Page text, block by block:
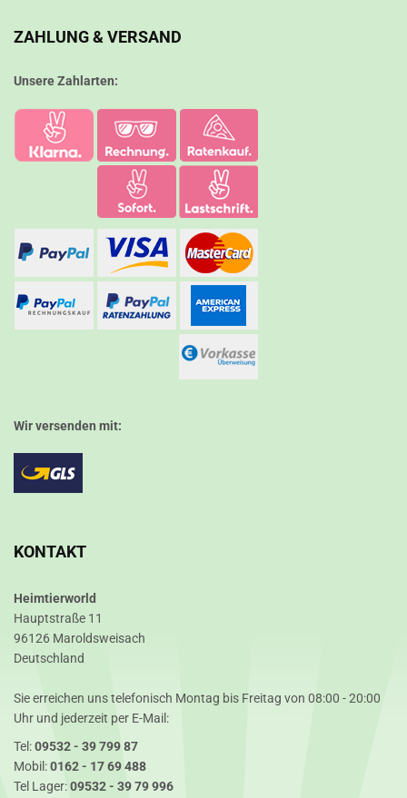
ZAHLUNG & VERSAND
Unsere Zahlarten:
Wir versenden mit:
KONTAKT
Heimtierworld
Hauptstraße 11
96126 Maroldsweisach
Deutschland
Sie erreichen uns telefonisch Montag bis Freitag von 08:00 - 20:00
Uhr und jederzeit per E-Mail:
Tel:09532 - 39 799 87
Mobil:0162 - 17 69 488
Tel Lager:09532 - 39 79 996